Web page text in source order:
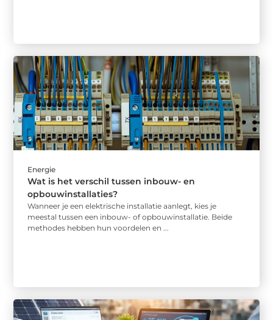
Energie
Wat is het verschil tussen inbouw- en
opbouwinstallaties?
Wanneer je een elektrische installatie aanlegt, kies je
meestal tussen een inbouw- of opbouwinstallatie. Beide
methodes hebben hun voordelen en ...